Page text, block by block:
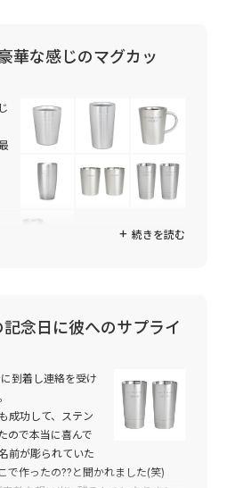
華な感じのマグカッ
続きを読む
念日に彼へのサプライ
到着し連絡を受け
成功して、ステン
ので本当に喜んで
前が彫られていた
で作ったの??と聞かれました(笑)